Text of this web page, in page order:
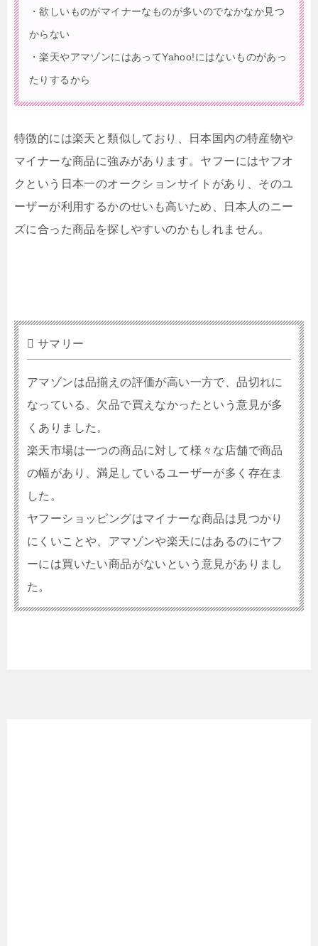
・欲しいものがマイナーなものが多いのでなかなか見つ
からない
・楽天やアマゾンにはあってYahoo!にはないものがあっ
たりするから
特徴的には楽天と類似しており、日本国内の特産物や
マイナーな商品に強みがあります。ヤフーにはヤフオ
クという日本一のオークションサイトがあり、そのユ
ーザーが利用するかのせいも高いため、日本人のニー
ズに合った商品を探しやすいのかもしれません。
サマリー
アマゾンは品揃えの評価が高い一方で、品切れに
なっている、欠品で買えなかったという意見が多
くありました。
楽天市場は一つの商品に対して様々な店舗で商品
の幅があり、満足しているユーザーが多く存在ま
した。
ヤフーショッピングはマイナーな商品は見つかり
にくいことや、アマゾンや楽天にはあるのにヤフ
ーには買いたい商品がないという意見がありまし
た。